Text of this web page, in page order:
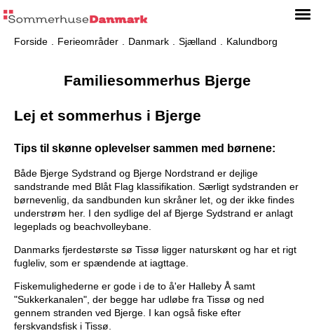
Forside Ferieområder Danmark Sjælland Kalundborg
Familiesommerhus Bjerge
Lej et sommerhus i Bjerge
Tips til skønne oplevelser sammen med børnene:
Både Bjerge Sydstrand og Bjerge Nordstrand er dejlige
sandstrande med Blåt Flag klassifikation. Særligt sydstranden er
børnevenlig, da sandbunden kun skråner let, og der ikke findes
understrøm her. I den sydlige del af Bjerge Sydstrand er anlagt
legeplads og beachvolleybane.
Danmarks fjerdestørste sø Tissø ligger naturskønt og har et rigt
fugleliv, som er spændende at iagttage.
Fiskemulighederne er gode i de to å'er Halleby Å samt
"Sukkerkanalen", der begge har udløbe fra Tissø og ned
gennem stranden ved Bjerge. I kan også fiske efter
ferskvandsfisk i Tissø.